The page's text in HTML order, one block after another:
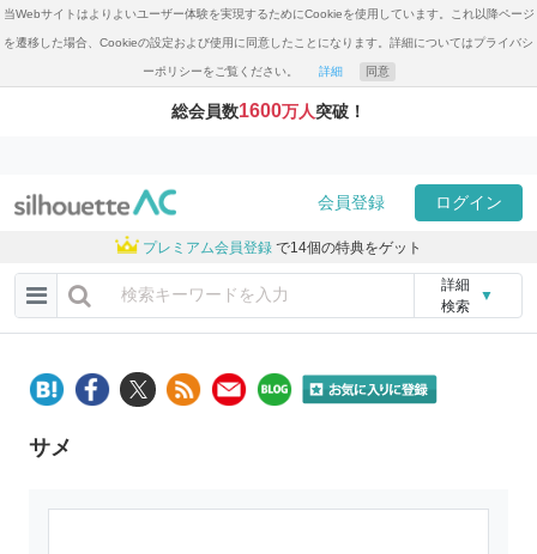
当Webサイトはよりよいユーザー体験を実現するためにCookieを使用しています。これ以降ページ
を遷移した場合、Cookieの設定および使用に同意したことになります。詳細についてはプライバシ
ーポリシーをご覧ください。 詳細 同意
総会員数1600万人突破！
会員登録 ログイン
プレミアム会員登録 で14個の特典をゲット
詳細
検索
▼
サメ